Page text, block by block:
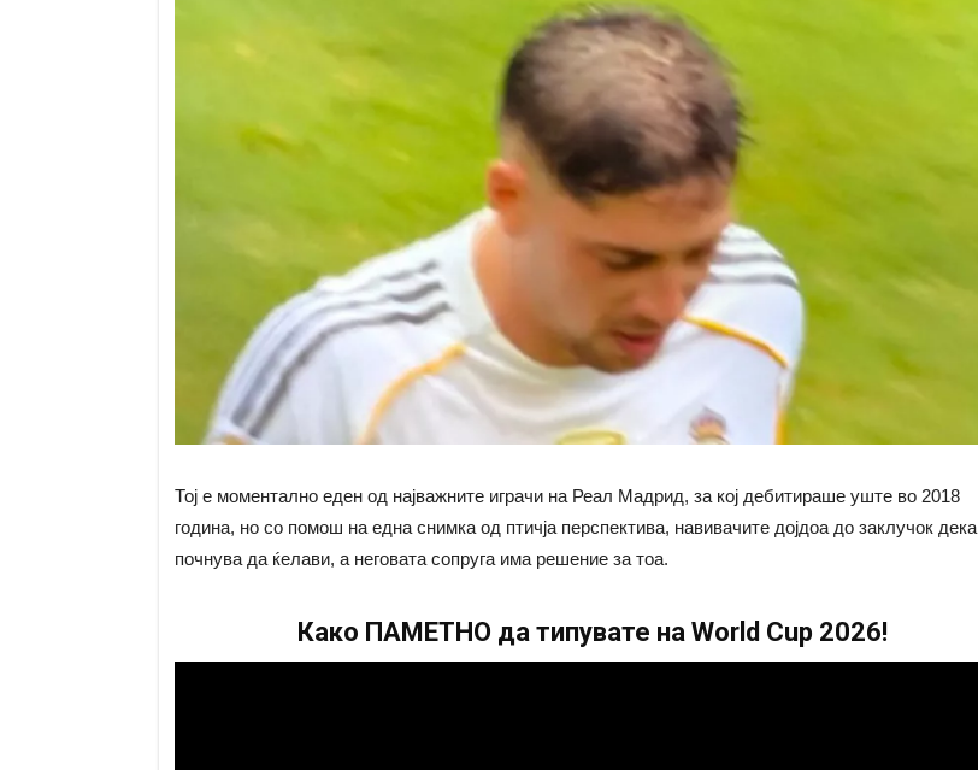
Тој е моментално еден од најважните играчи на Реал Мадрид, за кој дебитираше уште во 2018
година, но со помош на една снимка од птичја перспектива, навивачите дојдоа до заклучок дека
почнува да ќелави, а неговата сопруга има решение за тоа.
Како ПАМЕТНО да типувате на World Cup 2026!